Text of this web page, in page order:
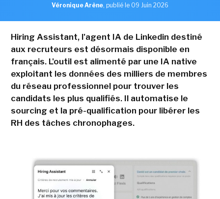
Véronique Arène, publié le 09 Juin 2026
Hiring Assistant, l'agent IA de Linkedin destiné
aux recruteurs est désormais disponible en
français. L'outil est alimenté par une IA native
exploitant les données des milliers de membres
du réseau professionnel pour trouver les
candidats les plus qualifiés. Il automatise le
sourcing et la pré-qualification pour libérer les
RH des tâches chronophages.